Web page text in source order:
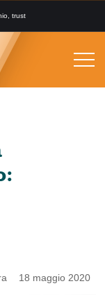
trust
18 maggio 2020